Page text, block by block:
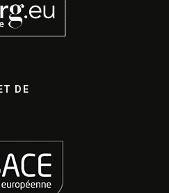
ET DE